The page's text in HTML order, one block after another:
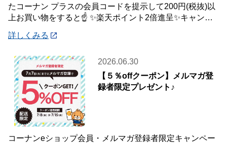
たコーナン プラスの会員コードを提示して200円(税抜)以
上お買い物をすると☝️ ✨楽天ポイント2倍進呈✨キャンペ
詳しくみる
2026.06.30
【５％offクーポン】メルマガ登
録者限定プレゼント♪
コーナンeショップ会員・メルマガ登録者限定キャンペー